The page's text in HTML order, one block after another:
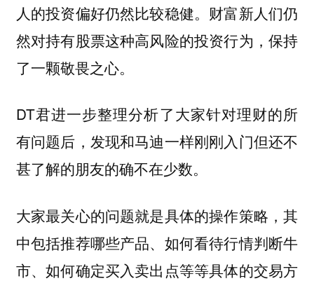
人的投资偏好仍然比较稳健。财富新人们仍
然对持有股票这种高风险的投资行为，保持
了一颗敬畏之心。
DT君进一步整理分析了大家针对理财的所
有问题后，发现和马迪一样刚刚入门但还不
甚了解的朋友的确不在少数。
大家最关心的问题就是具体的操作策略，其
中包括推荐哪些产品、如何看待行情判断牛
市、如何确定买入卖出点等等具体的交易方